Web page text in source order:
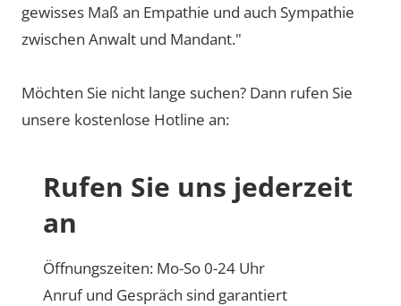
gewisses Maß an Empathie und auch Sympathie
zwischen Anwalt und Mandant."
Möchten Sie nicht lange suchen? Dann rufen Sie
unsere kostenlose Hotline an:
Rufen Sie uns jederzeit
an
Öffnungszeiten: Mo-So 0-24 Uhr
Anruf und Gespräch sind garantiert